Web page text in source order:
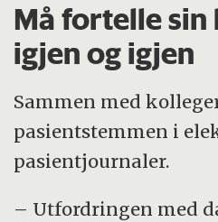
journalen.
Kulturendring er
Må fortelle
igjen og igjen
Sammen med
pasientstemmen i
pasientjournaler.
– Utfordringen med